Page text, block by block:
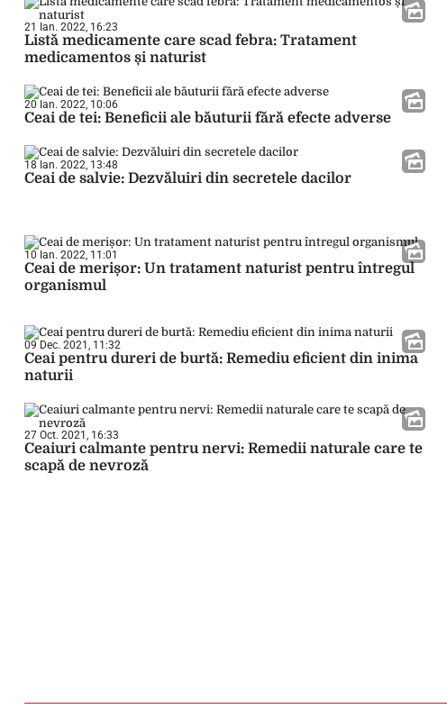
21 Ian. 2022, 16:23
Listă medicamente care scad febra: Tratament
medicamentos și naturist
20 Ian. 2022, 10:06
Ceai de tei: Beneficii ale băuturii fără efecte adverse
18 Ian. 2022, 13:48
Ceai de salvie: Dezvăluiri din secretele dacilor
10 Ian. 2022, 11:01
Ceai de merișor: Un tratament naturist pentru întregul
organismul
09 Dec. 2021, 11:32
Ceai pentru dureri de burtă: Remediu eficient din inima
naturii
27 Oct. 2021, 16:33
Ceaiuri calmante pentru nervi: Remedii naturale care te
scapă de nevroză